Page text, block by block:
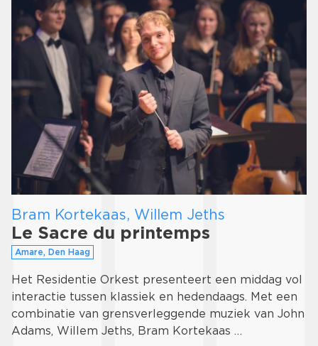
Bram Kortekaas, Willem Jeths
Le Sacre du printemps
Amare, Den Haag
Het Residentie Orkest presenteert een middag vol
interactie tussen klassiek en hedendaags. Met een
combinatie van grensverleggende muziek van John
Adams, Willem Jeths, Bram Kortekaas …